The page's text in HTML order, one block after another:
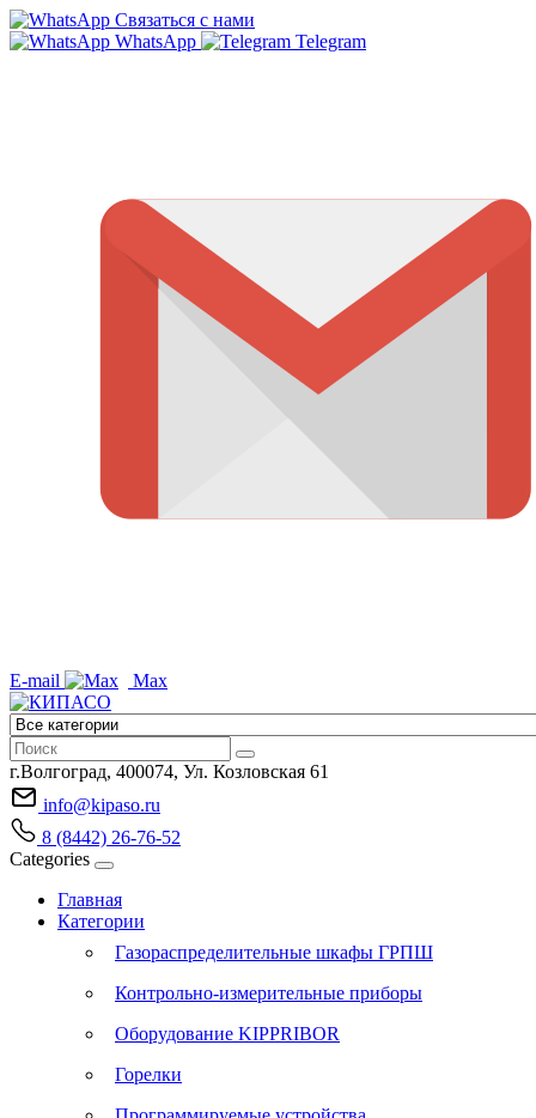
Связаться с нами
WhatsApp
Telegram
E-mail Max
г.Волгоград, 400074, Ул. Козловская 61
info@kipaso.ru
8 (8442) 26-76-52
Categories
Главная
Категории
Газораспределительные шкафы ГРПШ
Контрольно-измерительные приборы
Оборудование KIPPRIBOR
Горелки